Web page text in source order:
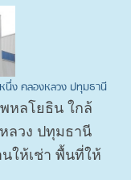
นึ่ง คลองหลวง ปทุมธานี
หลโยธิน ใกล้
ลวง ปทุมธานี
ให้เช่า พื้นที่ให้